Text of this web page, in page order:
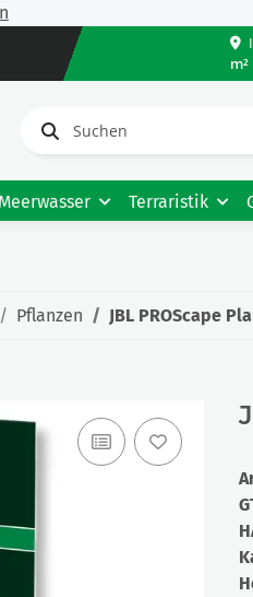
m²
Terraristik
Pflanzen JBL PROScape